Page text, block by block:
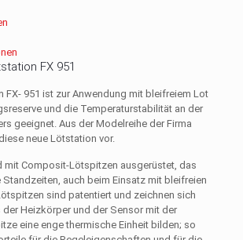
FX 951
FX- 951 ist zur Anwendung mit bleifreiem Lot
und die Temperaturstabilität an der
geeignet. Aus der Modelreihe der Firma
neue Lötstation vor.
mit Composit-Lötspitzen ausgerüstet, das
auch beim Einsatz mit bleifreien
sind patentiert und zeichnen sich
Heizkörper und der Sensor mit der
eine enge thermische Einheit bilden; so